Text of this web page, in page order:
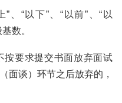
、“以下”、“以前”、“以
数。
按要求提交书面放弃面试
面谈）环节之后放弃的，